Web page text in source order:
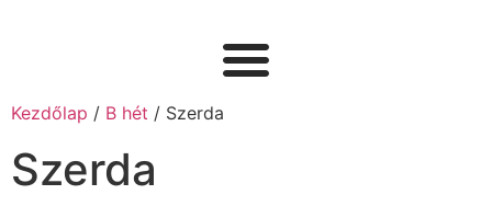
Kezdőlap / B hét / Szerda
Szerda